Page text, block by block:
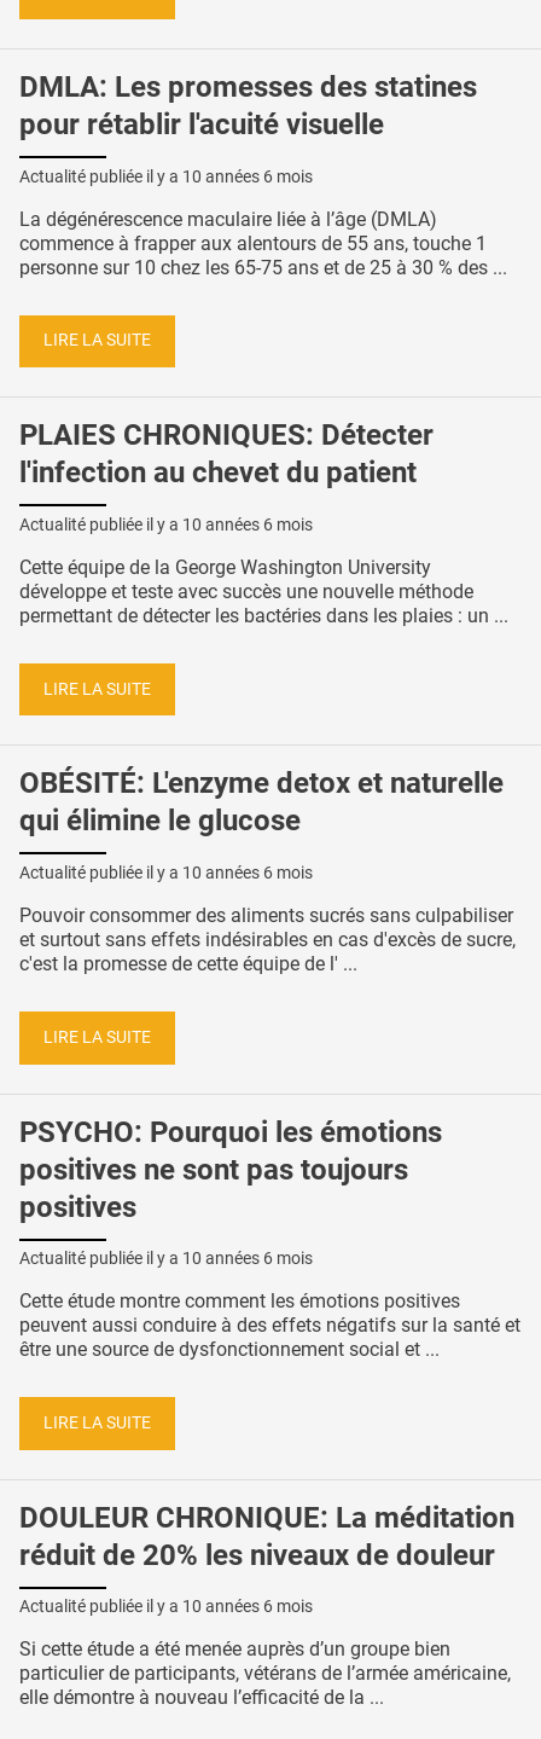
DMLA: Les promesses des statines
pour rétablir l'acuité visuelle
Actualité publiée il y a 10 années 6 mois
La dégénérescence maculaire liée à l’âge (DMLA)
commence à frapper aux alentours de 55 ans, touche 1
personne sur 10 chez les 65-75 ans et de 25 à 30 % des ...
LIRE LA SUITE
PLAIES CHRONIQUES: Détecter
l'infection au chevet du patient
Actualité publiée il y a 10 années 6 mois
Cette équipe de la George Washington University
développe et teste avec succès une nouvelle méthode
permettant de détecter les bactéries dans les plaies : un ...
LIRE LA SUITE
OBÉSITÉ: L'enzyme detox et naturelle
qui élimine le glucose
Actualité publiée il y a 10 années 6 mois
Pouvoir consommer des aliments sucrés sans culpabiliser
et surtout sans effets indésirables en cas d'excès de sucre,
c'est la promesse de cette équipe de l' ...
LIRE LA SUITE
PSYCHO: Pourquoi les émotions
positives ne sont pas toujours
positives
Actualité publiée il y a 10 années 6 mois
Cette étude montre comment les émotions positives
peuvent aussi conduire à des effets négatifs sur la santé et
être une source de dysfonctionnement social et ...
LIRE LA SUITE
DOULEUR CHRONIQUE: La méditation
réduit de 20% les niveaux de douleur
Actualité publiée il y a 10 années 6 mois
Si cette étude a été menée auprès d’un groupe bien
particulier de participants, vétérans de l’armée américaine,
elle démontre à nouveau l’efficacité de la ...